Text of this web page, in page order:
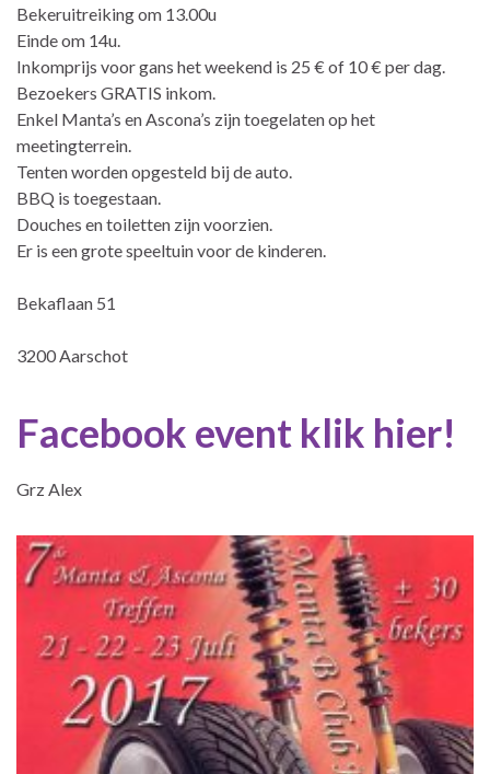
Bekeruitreiking om 13.00u
Einde om 14u.
Inkomprijs voor gans het weekend is 25 € of 10 € per dag.
Bezoekers GRATIS inkom.
Enkel Manta’s en Ascona’s zijn toegelaten op het
meetingterrein.
Tenten worden opgesteld bij de auto.
BBQ is toegestaan.
Douches en toiletten zijn voorzien.
Er is een grote speeltuin voor de kinderen.
Bekaflaan 51
3200 Aarschot
Facebook event klik hier!
Grz Alex